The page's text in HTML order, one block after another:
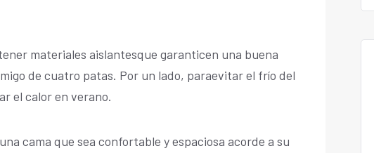
materiales aislantesque garanticen una buena
de cuatro patas. Por un lado, paraevitar el frío del
el calor en verano.
cama que sea confortable y espaciosa acorde a su